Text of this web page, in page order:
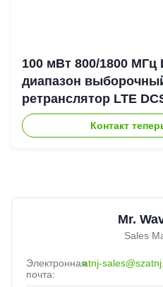
100 мВт 800/1800
диапазон
ретранслятор LTE
Цифровой канал
Bda Пико
Контакт
Mr.
Sales
Электронная
почта:
atnj-